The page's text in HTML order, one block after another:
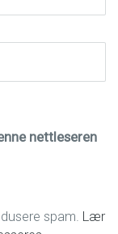
nettleseren
spam. Lær